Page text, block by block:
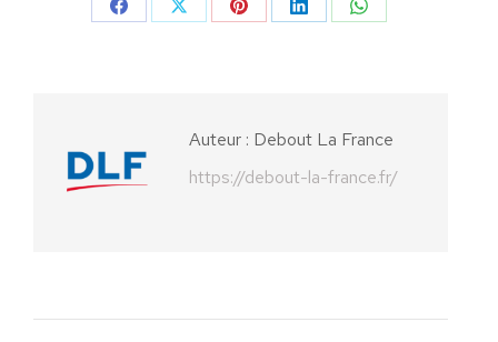
PartagerPartagerPartagerPartagerPartager
Auteur : Debout La France
https://debout-la-france.fr/